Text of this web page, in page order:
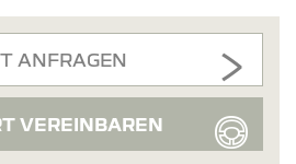
ANFRAGEN
VEREINBAREN